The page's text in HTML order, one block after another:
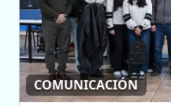
COMUNICACIÓN